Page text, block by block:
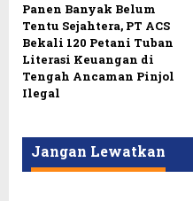
Panen Banyak Belum
Tentu Sejahtera, PT ACS
Bekali 120 Petani Tuban
Literasi Keuangan di
Tengah Ancaman Pinjol
Ilegal
Jangan Lewatkan